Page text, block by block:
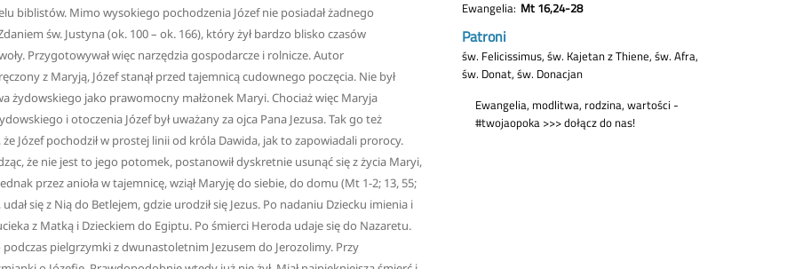
biblistów. Mimo wysokiego pochodzenia Józef nie posiadał żadnego
św. Justyna (ok. 100 – ok. 166), który żył bardzo blisko czasów
Przygotowywał więc narzędzia gospodarcze i rolnicze. Autor
z Maryją, Józef stanął przed tajemnicą cudownego poczęcia. Nie był
żydowskiego jako prawomocny małżonek Maryi. Chociaż więc Maryja
i otoczenia Józef był uważany za ojca Pana Jezusa. Tak go też
Józef pochodził w prostej linii od króla Dawida, jak to zapowiadali prorocy.
że nie jest to jego potomek, postanowił dyskretnie usunąć się z życia Maryi,
przez anioła w tajemnicę, wziął Maryję do siebie, do domu (Mt 1-2; 13, 55;
się z Nią do Betlejem, gdzie urodził się Jezus. Po nadaniu Dziecku imienia i
z Matką i Dzieckiem do Egiptu. Po śmierci Heroda udaje się do Nazaretu.
pielgrzymki z dwunastoletnim Jezusem do Jerozolimy. Przy